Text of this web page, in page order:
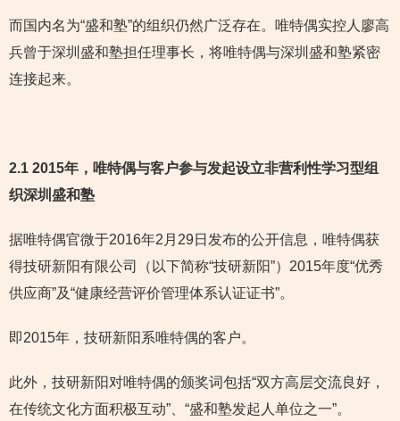
而国内名为“盛和塾”的组织仍然广泛存在。唯特偶实控人廖高
兵曾于深圳盛和塾担任理事长，将唯特偶与深圳盛和塾紧密
连接起来。
2.1 2015年，唯特偶与客户参与发起设立非营利性学习型组
织深圳盛和塾
据唯特偶官微于2016年2月29日发布的公开信息，唯特偶获
得技研新阳有限公司（以下简称“技研新阳”）2015年度“优秀
供应商”及“健康经营评价管理体系认证证书”。
即2015年，技研新阳系唯特偶的客户。
此外，技研新阳对唯特偶的颁奖词包括“双方高层交流良好，
在传统文化方面积极互动”、“盛和塾发起人单位之一”。